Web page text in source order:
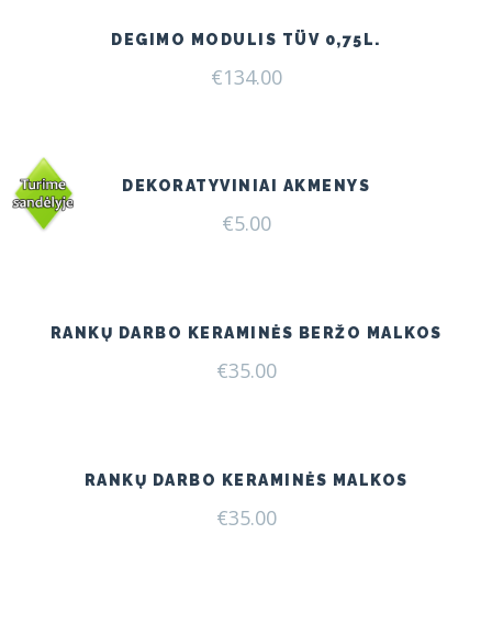
DEGIMO MODULIS TÜV 0,75L.
€134.00
DEKORATYVINIAI AKMENYS
€5.00
RANKŲ DARBO KERAMINĖS BERŽO MALKOS
€35.00
RANKŲ DARBO KERAMINĖS MALKOS
€35.00